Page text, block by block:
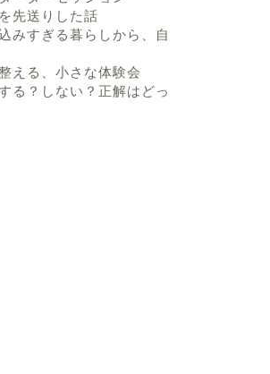
先送りした話
みすぎる暮らしから、自
える、小さな体験会
る？しない？正解はどっ